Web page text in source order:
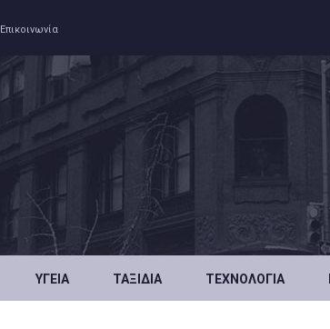
Επικοινωνία
ΥΓΕΊΑ ΤΑΞΊΔΙΑ ΤΕΧΝΟΛΟΓΊΑ